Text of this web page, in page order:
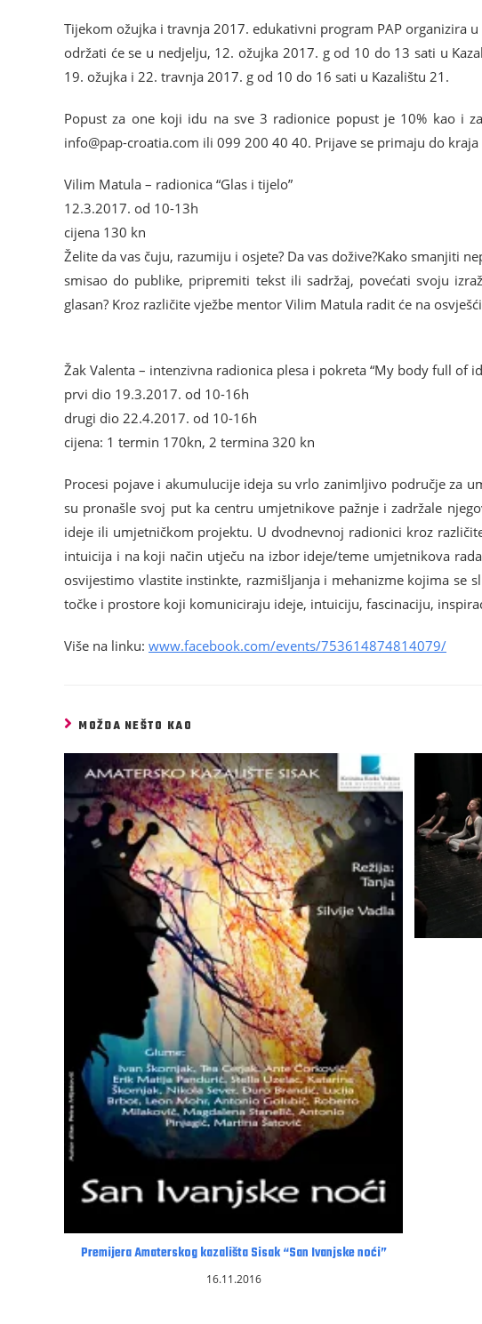
Tijekom ožujka i travnja 2017. edukativni program PAP organizira
održati će se u nedjelju, 12. ožujka 2017. g od 10 do 13 sati u
19. ožujka i 22. travnja 2017. g od 10 do 16 sati u Kazalištu 21.
Popust za one koji idu na sve 3 radionice popust je 10% kao i
moc.aitaorc-pap
@ofni ili 099 200 40 40. Prijave se primaju do
Vilim Matula – radionica “Glas i tijelo”
12.3.2017. od 10-13h
cijena 130 kn
Želite da vas čuju, razumiju i osjete? Da vas dožive?Kako smanjiti
smisao do publike, pripremiti tekst ili sadržaj, povećati svoju
glasan? Kroz različite vježbe mentor Vilim Matula radit će na
Žak Valenta – intenzivna radionica plesa i pokreta “My body full of
prvi dio 19.3.2017. od 10-16h
drugi dio 22.4.2017. od 10-16h
cijena: 1 termin 170kn, 2 termina 320 kn
Procesi pojave i akumulucije ideja su vrlo zanimljivo područje za
su pronašle svoj put ka centru umjetnikove pažnje i zadržale
ideje ili umjetničkom projektu. U dvodnevnoj radionici kroz
intuicija i na koji način utječu na izbor ideje/teme umjetnikova
osvijestimo vlastite instinkte, razmišljanja i mehanizme kojima se
točke i prostore koji komuniciraju ideje, intuiciju, fascinaciju,
Više na linku: www.facebook.com/events/753614874814079/
MOŽDA NEŠTO KAO
Premijera Amaterskog kazališta Sisak “San Ivanjske noći”
16.11.2016